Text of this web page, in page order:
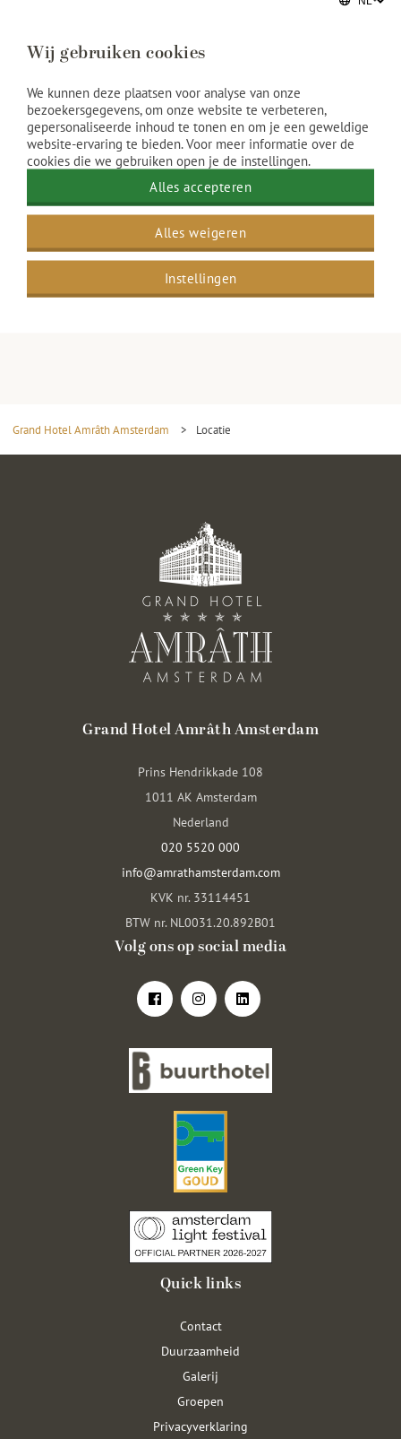
Musea
Shoppen
Rondvaarten
Uitgaan
Tour
Grand Hotel Amrâth Amsterdam > Locatie
Grand Hotel Amrâth Amsterdam
Prins Hendrikkade 108
1011 AK Amsterdam
Nederland
020 5520 000
info@amrathamsterdam.com
KVK nr. 33114451
BTW nr. NL0031.20.892B01
Volg ons op social media
Quick links
Contact
Duurzaamheid
Galerij
Groepen
Privacyverklaring
Wij gebruiken cookies
We kunnen deze plaatsen voor analyse van onze
bezoekersgegevens, om onze website te verbeteren,
gepersonaliseerde inhoud te tonen en om je een geweldige
website-ervaring te bieden. Voor meer informatie over de
cookies die we gebruiken open je de instellingen.
Alles accepteren
Alles weigeren
Instellingen